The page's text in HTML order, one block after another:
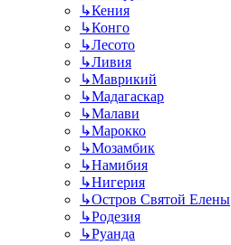
↳Кения
↳Конго
↳Лесото
↳Ливия
↳Маврикий
↳Мадагаскар
↳Малави
↳Марокко
↳Мозамбик
↳Намибия
↳Нигерия
↳Остров Святой Елены
↳Родезия
↳Руанда